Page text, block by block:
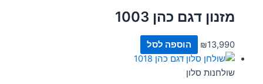
מזנון דגם כהן 1003
₪13,990 הוספה לסל
שולחנות סלון